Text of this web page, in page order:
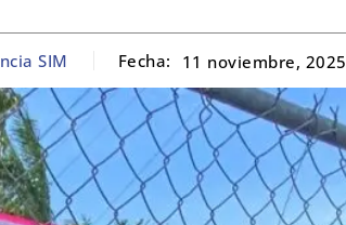
SIM Fecha: 11 noviembre, 2025